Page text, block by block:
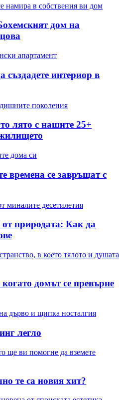
намира в собствения ви дом
дом на
апартамент
създадете интериор в
поколения
лято с нашите 25+
дома си
времена се завръщат с
миналите десетилетия
природата: Как да
в което тялото и душата
домът се превърне
дърво и щипка носталгия
легло
ще ви помогне да вземете
те са новия хит?